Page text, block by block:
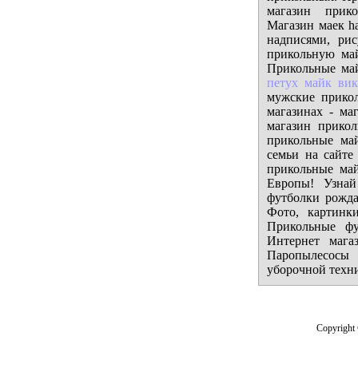
магазин
Магазин маек
надписями,
прикольную
Прикольные
петух майк
мужские
магазинах -
магазин
прикольные
семьи на
прикольные
Европы!
футболки
Фото,
Прикольные
Интернет
Паропылесосы
уборочной
Copyright